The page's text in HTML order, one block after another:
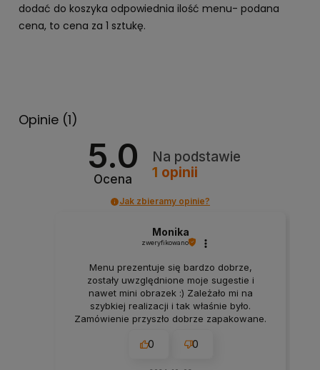
dodać do koszyka odpowiednia ilość menu- podana
cena, to cena za 1 sztukę.
Opinie (1)
5.0
Ocena
Na podstawie
1 opinii
Jak zbieramy opinie?
Monika
zweryfikowano
Menu prezentuje się bardzo dobrze,
zostały uwzględnione moje sugestie i
nawet mini obrazek :) Zależało mi na
szybkiej realizacji i tak właśnie było.
Zamówienie przyszło dobrze zapakowane.
0 0